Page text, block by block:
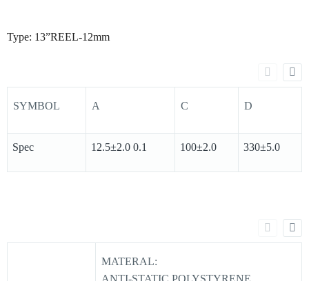
Type: 13”REEL-12mm
SYMBOL A C D
Spec 12.5±2.0 0.1 100±2.0 330±5.0
MATERAL:
ANTI-STATIC POLYSTYRENE